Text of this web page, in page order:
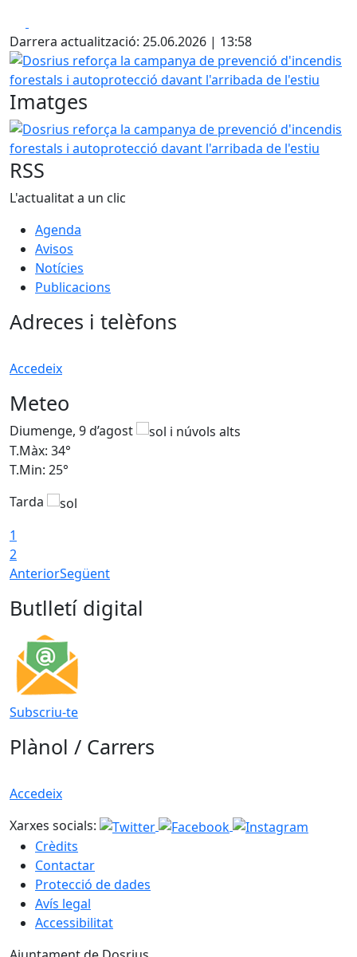
Darrera actualització: 25.06.2026 | 13:58
Dosrius reforça la campanya de prevenció d'incendis
Imatges
Dosrius reforça la campanya de prevenció d'incendis
RSS
L'actualitat a un clic
Agenda
Avisos
Notícies
Publicacions
Adreces i telèfons
Accedeix
Meteo
Diumenge, 9 d’agost
T.Màx: 34°
T.Min: 25°
Tarda
1
2
AnteriorSegüent
Butlletí digital
Subscriu-te
Plànol / Carrers
Accedeix
Xarxes socials:
Crèdits
Contactar
Protecció de dades
Avís legal
Accessibilitat